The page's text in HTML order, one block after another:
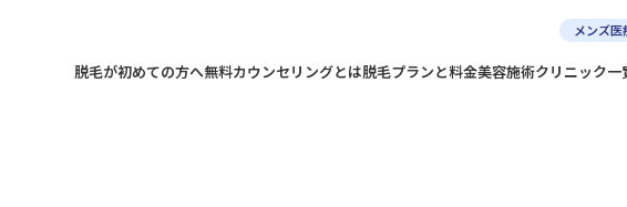
脱毛が初めての方へ無料カウンセリングとは脱毛プランと料金美容施術クリニック一
メンズ